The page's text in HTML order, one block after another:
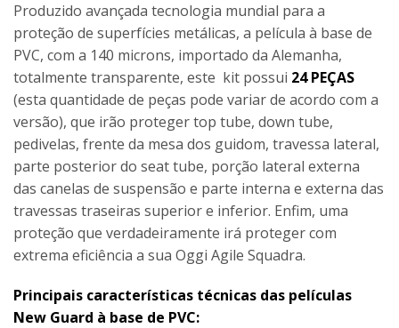
Produzido avançada tecnologia mundial para a
proteção de superfícies metálicas, a película à base de
PVC, com a 140 microns, importado da Alemanha,
totalmente transparente, este kit possui 24 PEÇAS
(esta quantidade de peças pode variar de acordo com a
versão), que irão proteger top tube, down tube,
pedivelas, frente da mesa dos guidom, travessa lateral,
parte posterior do seat tube, porção lateral externa
das canelas de suspensão e parte interna e externa das
travessas traseiras superior e inferior. Enfim, uma
proteção que verdadeiramente irá proteger com
extrema eficiência a sua Oggi Agile Squadra.
Principais características técnicas das películas
New Guard à base de PVC: